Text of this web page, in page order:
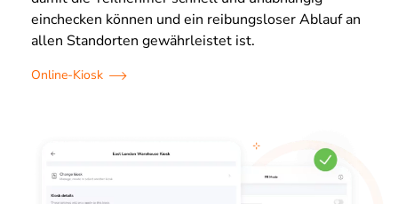
einchecken können und ein reibungsloser Ablauf an
allen Standorten gewährleistet ist.
Online-Kiosk